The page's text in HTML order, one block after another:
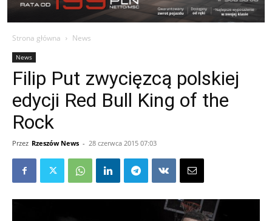
Strona główna News
News
Filip Put zwycięzcą polskiej
edycji Red Bull King of the
Rock
Przez Rzeszów News - 28 czerwca 2015 07:03